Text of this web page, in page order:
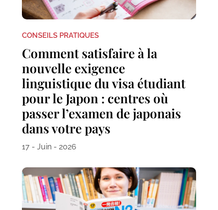
CONSEILS PRATIQUES
Comment satisfaire à la
nouvelle exigence
linguistique du visa étudiant
pour le Japon : centres où
passer l’examen de japonais
dans votre pays
17 - Juin - 2026